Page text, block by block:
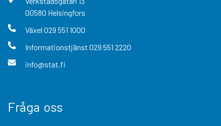
00580 Helsingfors
Växel 029 551 1000
Informationstjänst 029 551 2220
info@stat.fi
Fråga oss